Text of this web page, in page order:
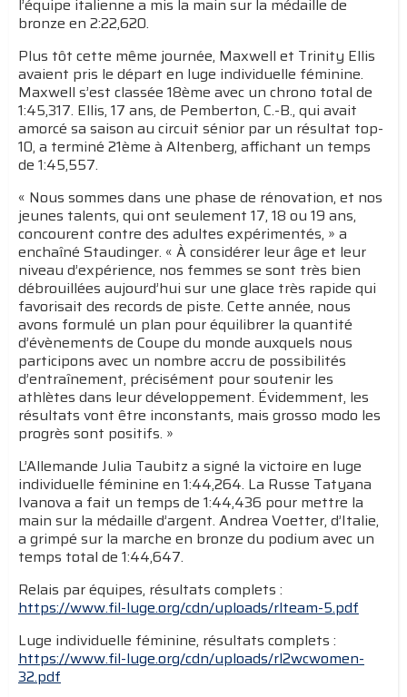
l’équipe italienne a mis la main sur la médaille de
bronze en 2:22,620.
Plus tôt cette même journée, Maxwell et Trinity Ellis
avaient pris le départ en luge individuelle féminine.
Maxwell s’est classée 18ème avec un chrono total de
1:45,317. Ellis, 17 ans, de Pemberton, C.-B., qui avait
amorcé sa saison au circuit sénior par un résultat top-
10, a terminé 21ème à Altenberg, affichant un temps
de 1:45,557.
« Nous sommes dans une phase de rénovation, et nos
jeunes talents, qui ont seulement 17, 18 ou 19 ans,
concourent contre des adultes expérimentés, » a
enchaîné Staudinger. « À considérer leur âge et leur
niveau d’expérience, nos femmes se sont très bien
débrouillées aujourd’hui sur une glace très rapide qui
favorisait des records de piste. Cette année, nous
avons formulé un plan pour équilibrer la quantité
d’évènements de Coupe du monde auxquels nous
participons avec un nombre accru de possibilités
d’entraînement, précisément pour soutenir les
athlètes dans leur développement. Évidemment, les
résultats vont être inconstants, mais grosso modo les
progrès sont positifs. »
L’Allemande Julia Taubitz a signé la victoire en luge
individuelle féminine en 1:44,264. La Russe Tatyana
Ivanova a fait un temps de 1:44,436 pour mettre la
main sur la médaille d’argent. Andrea Voetter, d’Italie,
a grimpé sur la marche en bronze du podium avec un
temps total de 1:44,647.
Relais par équipes, résultats complets :
https://www.fil-luge.org/cdn/uploads/rlteam-5.pdf
Luge individuelle féminine, résultats complets :
https://www.fil-luge.org/cdn/uploads/rl2wcwomen-
32.pdf